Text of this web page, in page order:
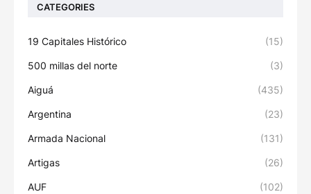
CATEGORIES
19 Capitales Histórico (15)
500 millas del norte (3)
Aiguá (435)
Argentina (23)
Armada Nacional (131)
Artigas (26)
AUF (102)